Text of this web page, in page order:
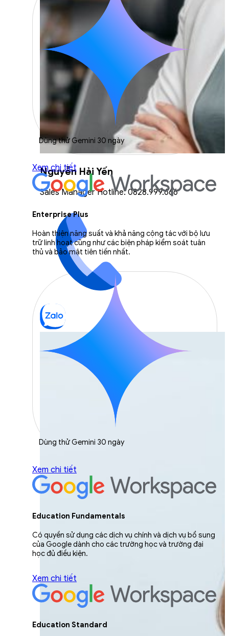
Nguyễn Hải Yến
Sales Manager Hotline: 0828.999.666
Dùng thử Gemini 30 ngày
Xem chi tiết
Enterprise Plus
Hoàn thiện năng suất và khả năng cộng tác với bộ lưu
trữ linh hoạt cũng như các biện pháp kiểm soát tuân
thủ và bảo mật tiên tiến nhất.
Dùng thử Gemini 30 ngày
Xem chi tiết
Education Fundamentals
Có quyền sử dụng các dịch vụ chính và dịch vụ bổ sung
của Google dành cho các trường học và trường đại
học đủ điều kiện.
Xem chi tiết
Education Standard